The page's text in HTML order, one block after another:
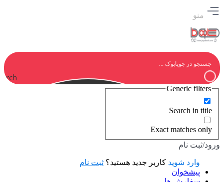
منو
Generic filters
Search in title
Exact matches only
ورود/ثبت نام
وارد شوید کاربر جدید هستید؟ ثبت نام
پیشخوان